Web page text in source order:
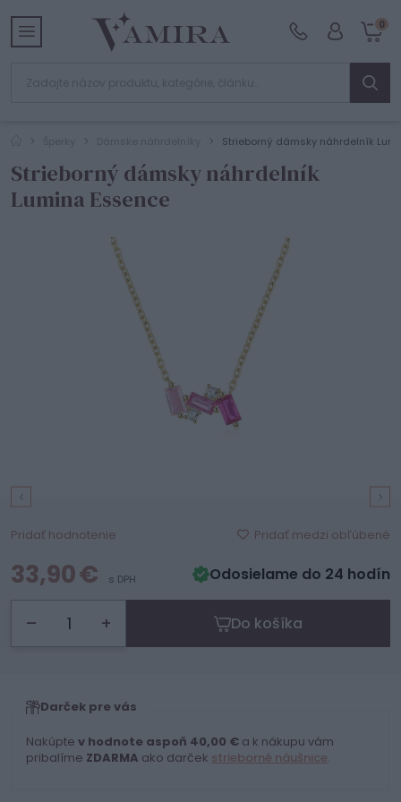
0
Strieborný dámsky náhrdelník
Strieborný dámsky náhrdelník
Lumina Essence
Pridať hodnotenie Pridať medzi obľúbené
33,90 € s DPH Odosielame do 24 hodín
– + Do košíka
Darček pre vás
Nakúpte v hodnote aspoň 40,00 € a k nákupu vám
pribalíme ZDARMA ako darček strieborné náušnice.